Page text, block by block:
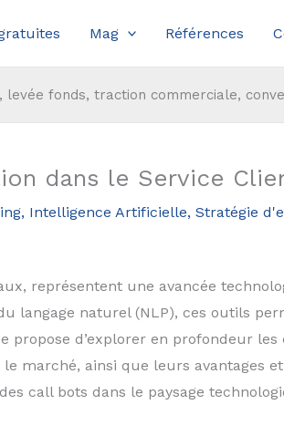
Mag Références
fonds, traction commerciale,
dans le Service
, Intelligence Artificielle, Stratégie
représentent une avancée
langage naturel (NLP), ces outils
propose d’explorer en profondeur
marché, ainsi que leurs avantages
call bots dans le paysage